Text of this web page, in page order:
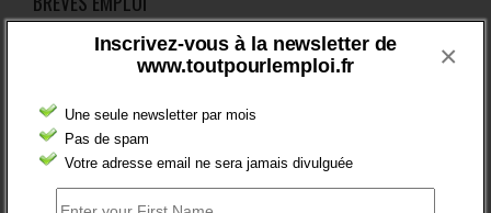
Inscrivez-vous à la newsletter de
www.toutpourlemploi.fr
Une seule newsletter par mois
Pas de spam
Votre adresse email ne sera jamais divulguée
×
FT : + 100 000 INSCRITS EN 2024